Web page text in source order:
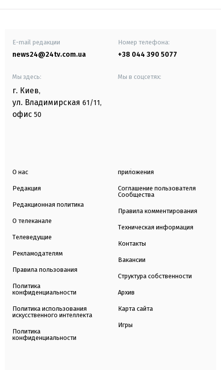
E-mail редакции
news24@24tv.com.ua
Номер телефона:
+38 044 390 5077
Мы здесь:
г. Киев,
ул. Владимирская 61/11,
офис 50
Мы в соцсетях:
О нас
Редакция
Редакционная политика
О телеканале
Телеведущие
Рекламодателям
Правила пользования
Политика
конфиденциальности
Политика использования
искусственного интеллекта
Политика
конфиденциальности
приложения
Соглашение пользователя
Сообщества
Правила комментирования
Техническая информация
Контакты
Вакансии
Структура собственности
Архив
Карта сайта
Игры